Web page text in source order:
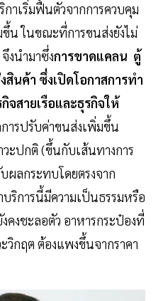
าเริ่มฟื้นตัวจากการควบคุม
น ในขณะที่การขนส่งยังไม่
งนำมาซึ่งการขาดแคลน ตู้
นค้า ซึ่งเปิดโอกาสการทำ
จสายเรือและธุรกิจให้
ารปรับค่าขนส่งเพิ่มขึ้น
ะปกติ (ขึ้นกับเส้นทางการ
ผลกระทบโดยตรงจาก
การนี้มีความเป็นธรรมหรือ
คงชะลอตัว อาหารกระป๋องที่
กฤต ต้องแพงขึ้นจากราคา